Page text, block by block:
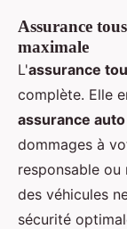
Assurance
maximale
L'assurance
complète. Elle
assurance auto
dommages à
responsable
des véhicules
sécurité